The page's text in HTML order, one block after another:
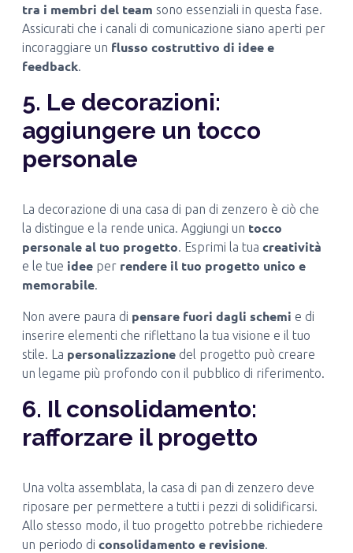
tra i membri del team sono essenziali in questa fase.
Assicurati che i canali di comunicazione siano aperti per
incoraggiare un flusso costruttivo di idee e
feedback.
5. Le decorazioni:
aggiungere un tocco
personale
La decorazione di una casa di pan di zenzero è ciò che
la distingue e la rende unica. Aggiungi un tocco
personale al tuo progetto. Esprimi la tua creatività
e le tue ideeper rendere il tuo progetto unico e
memorabile.
Non avere paura di pensare fuori dagli schemi e di
inserire elementi che riflettano la tua visione e il tuo
stile. La personalizzazionedel progetto può creare
un legame più profondo con il pubblico di riferimento.
6. Il consolidamento:
rafforzare il progetto
Una volta assemblata, la casa di pan di zenzero deve
riposare per permettere a tutti i pezzi di solidificarsi.
Allo stesso modo, il tuo progetto potrebbe richiedere
un periodo di consolidamento e revisione.